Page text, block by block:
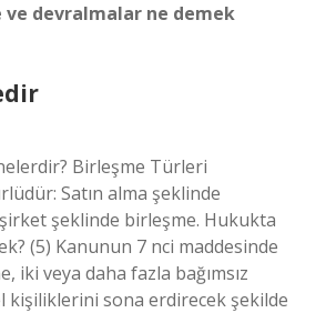
ve devralmalar ne demek
Birleşme Türleri
Satın alma şeklinde
şeklinde birleşme. Hukukta
(5) Kanunun 7 nci maddesinde
iki veya daha fazla bağımsız
kişiliklerini sona erdirecek şekilde